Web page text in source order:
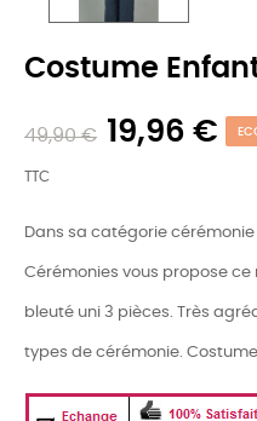
Costume
49,90 € 19,96 €
TTC
Dans sa catégorie
Cérémonies vous propose
bleuté uni 3 pièces. Très
types de cérémonie.